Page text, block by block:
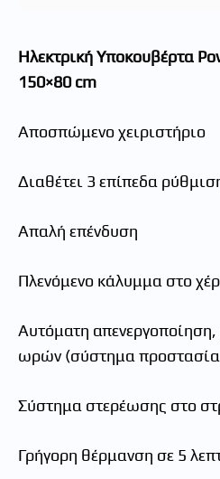
Hλεκτρική Υποκουβέρτα
150×80 cm
Αποσπώμενο χειριστήριο
Διαθέτει 3 επίπεδα
Απαλή επένδυση
Πλενόμενο κάλυμμα στο
Αυτόματη
ωρών (σύστημα
Σύστημα στερέωσης στο
Γρήγορη θέρμανση σε 5